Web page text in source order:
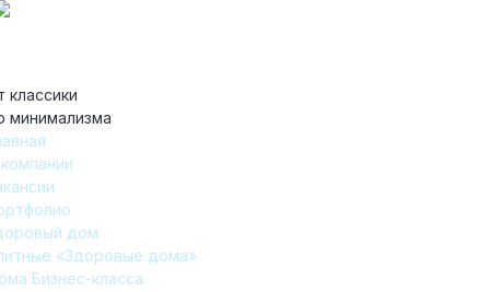
классики
минимализма
дом
«Здоровые дома»
Бизнес-класса